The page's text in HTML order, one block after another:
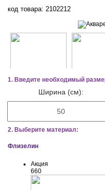
код товара: 2102212
1. Введите необходимый
Ширина (см):
2. Выберите материал:
Флизелин
Акция
660